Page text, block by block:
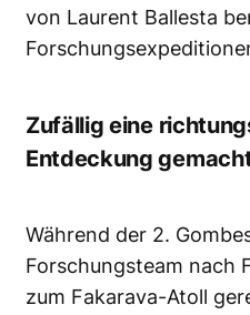
von Laurent Ballesta
Zufällig eine
Entdeckung
Während der 2.
Forschungsteam nach
zum Fakarava-Atoll